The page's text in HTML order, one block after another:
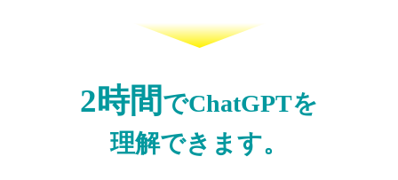
2時間でChatGPTを
理解できます。